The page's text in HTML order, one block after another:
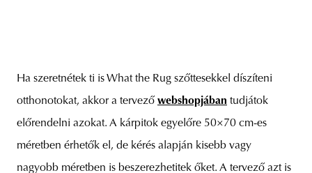
Ha szeretnétek ti is What the Rug szőttesekkel díszíteni
otthonotokat, akkor a tervező webshopjában tudjátok
előrendelni azokat. A kárpitok egyelőre 50×70 cm-es
méretben érhetők el, de kérés alapján kisebb vagy
nagyobb méretben is beszerezhetitek őket. A tervező azt is